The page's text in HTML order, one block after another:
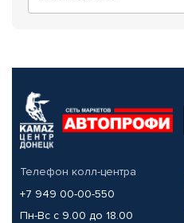
Телефон колл-центра
+7 949 00-00-550
Пн-Вс с 9.00 до 18.00